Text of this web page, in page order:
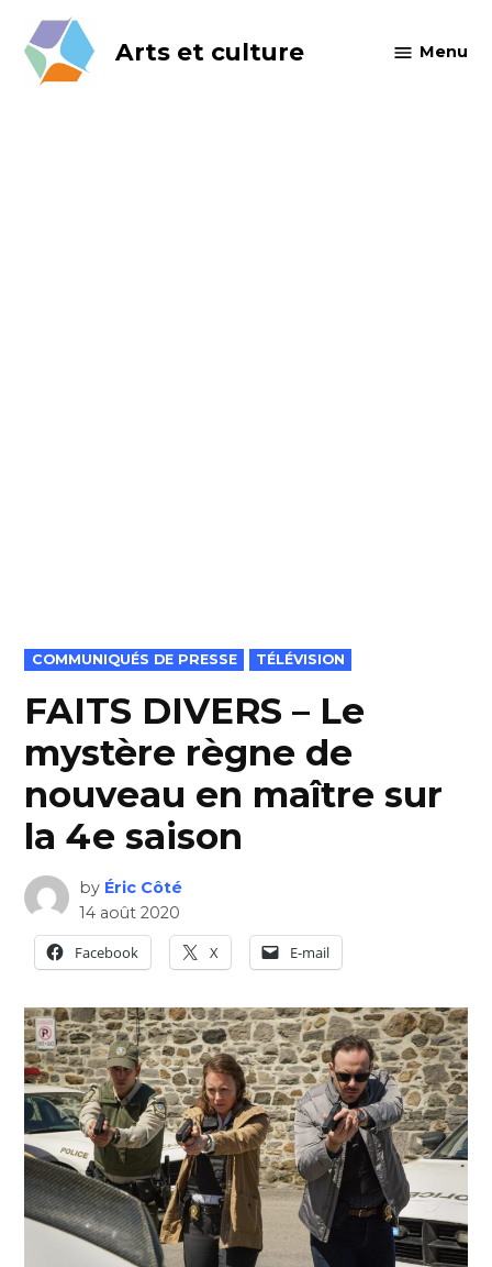
content
Arts et culture Menu
POSTED
IN
COMMUNIQUÉS DE PRESSE TÉLÉVISION
FAITS DIVERS – Le
mystère règne de
nouveau en maître sur
la 4e saison
by Éric Côté
14 août 2020
Facebook
X E-mail